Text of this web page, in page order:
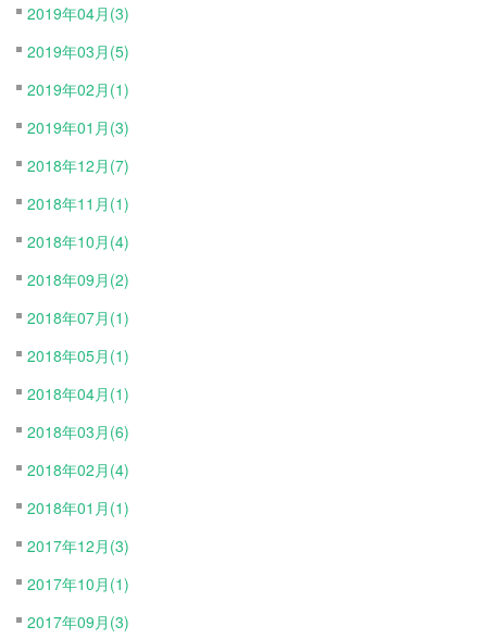
2019年04月(3)
2019年03月(5)
2019年02月(1)
2019年01月(3)
2018年12月(7)
2018年11月(1)
2018年10月(4)
2018年09月(2)
2018年07月(1)
2018年05月(1)
2018年04月(1)
2018年03月(6)
2018年02月(4)
2018年01月(1)
2017年12月(3)
2017年10月(1)
2017年09月(3)